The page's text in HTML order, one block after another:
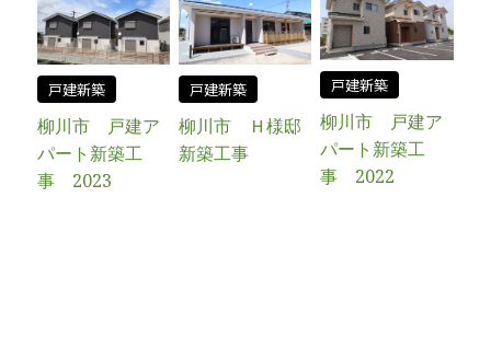
戸建新築
柳川市 戸建ア
パート新築工
事 2023
戸建新築
柳川市 Ｈ様邸
新築工事
戸建新築
柳川市 戸建ア
パート新築工
事 2022